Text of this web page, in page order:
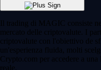
Il trading di MAGIC consiste
mercato delle criptovalute. I
criptovalute con l'obiettivo de
un'esperienza fluida, molti
Crypto.com per accedere a
reale.